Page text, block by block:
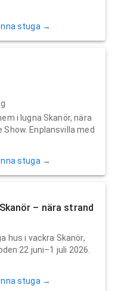
stuga →
i lugna Skanör, nära
Enplansvilla med
stuga →
– nära strand
hus i vackra Skanör,
22 juni–1 juli 2026.
stuga →